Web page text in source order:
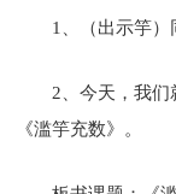
1、（出示竽）
2、今天，我
《滥竽充数》。